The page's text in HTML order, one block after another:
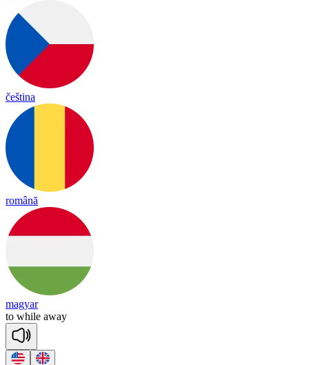
čeština
română
magyar
to while away